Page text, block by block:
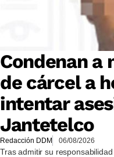
Condenan a
de cárcel a
intentar
Jantetelco
Redacción DDM 06/08/2026
Tras admitir su